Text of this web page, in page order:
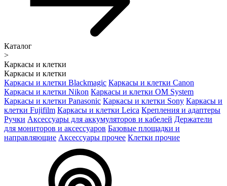
Каталог
>
Каркасы и клетки
Каркасы и клетки
Каркасы и клетки Blackmagic Каркасы и клетки Canon
Каркасы и клетки Nikon Каркасы и клетки OM System
Каркасы и клетки Panasonic Каркасы и клетки Sony Каркасы и
клетки Fujifilm Каркасы и клетки Leica Крепления и адаптеры
Ручки Аксессуары для аккумуляторов и кабелей Держатели
для мониторов и аксессуаров Базовые площадки и
направляющие Аксессуары прочее Клетки прочие